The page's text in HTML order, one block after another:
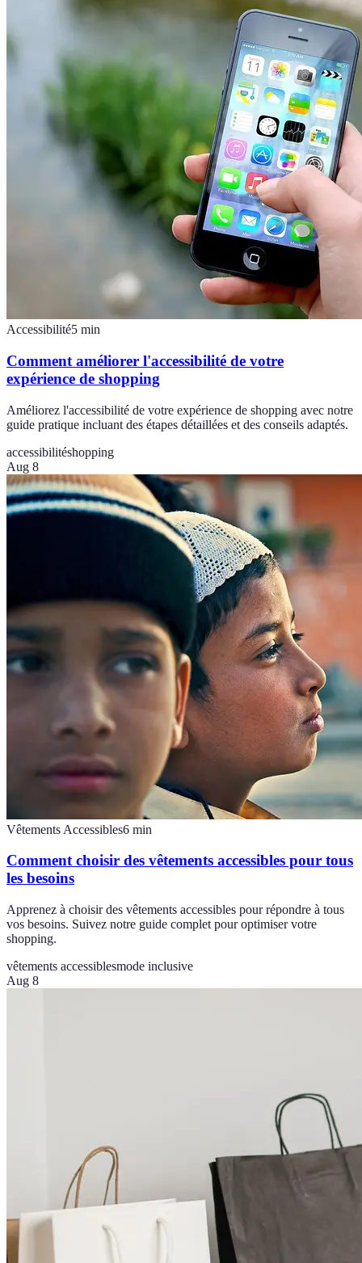
Accessibilité5 min
Comment améliorer l'accessibilité de votre
expérience de shopping
Améliorez l'accessibilité de votre expérience de shopping avec notre
guide pratique incluant des étapes détaillées et des conseils adaptés.
accessibilitéshopping
Aug 8
Vêtements Accessibles6 min
Comment choisir des vêtements accessibles pour tous
les besoins
Apprenez à choisir des vêtements accessibles pour répondre à tous
vos besoins. Suivez notre guide complet pour optimiser votre
shopping.
vêtements accessiblesmode inclusive
Aug 8